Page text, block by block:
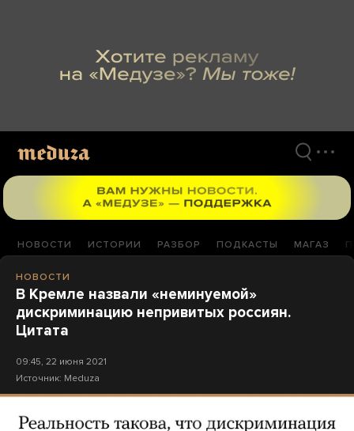
НОВОСТИ ИСТОРИИ РАЗБОР ПОДКАСТЫ МАГАЗ
НОВОСТИ
В Кремле назвали «неминуемой»
дискриминацию непривитых россиян.
Цитата
09:45, 22 июня 2021
Источник: Meduza